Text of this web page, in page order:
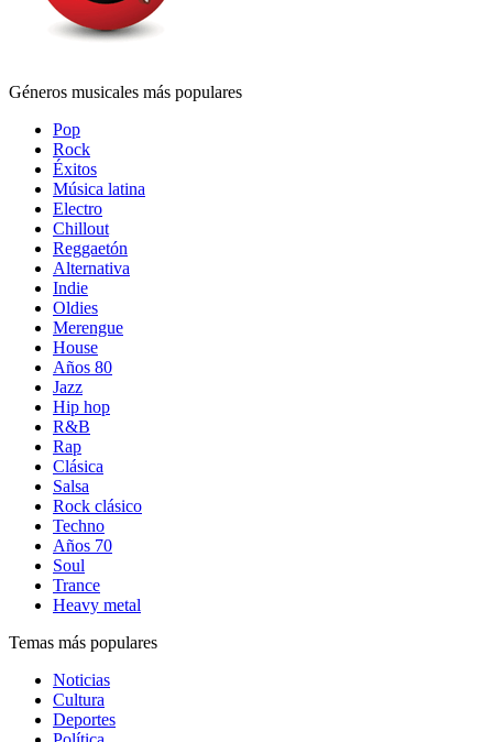
Géneros musicales más populares
Pop
Rock
Éxitos
Música latina
Electro
Chillout
Reggaetón
Alternativa
Indie
Oldies
Merengue
House
Años 80
Jazz
Hip hop
R&B
Rap
Clásica
Salsa
Rock clásico
Techno
Años 70
Soul
Trance
Heavy metal
Temas más populares
Noticias
Cultura
Deportes